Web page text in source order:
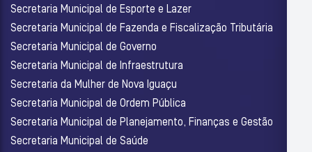
Secretaria Municipal de Esporte e Lazer
Secretaria Municipal de Fazenda e Fiscalização Tributária
Secretaria Municipal de Governo
Secretaria Municipal de Infraestrutura
Secretaria da Mulher de Nova Iguaçu
Secretaria Municipal de Ordem Pública
Secretaria Municipal de Planejamento, Finanças e Gestão
Secretaria Municipal de Saúde